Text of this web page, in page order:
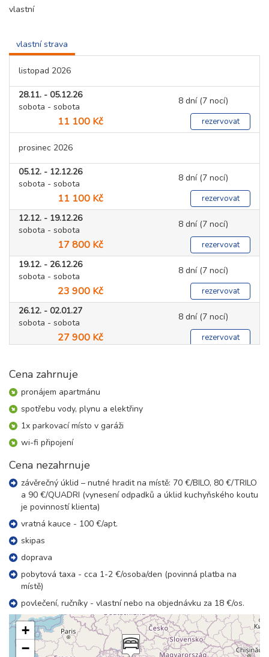
vlastní
vlastní strava
listopad 2026
28.11. - 05.12.26
sobota - sobota
8 dní (7 nocí)
11 100 Kč rezervovat
prosinec 2026
05.12. - 12.12.26
sobota - sobota
8 dní (7 nocí)
11 100 Kč rezervovat
12.12. - 19.12.26
sobota - sobota
8 dní (7 nocí)
17 800 Kč rezervovat
19.12. - 26.12.26
sobota - sobota
8 dní (7 nocí)
23 900 Kč rezervovat
26.12. - 02.01.27
sobota - sobota
8 dní (7 nocí)
27 900 Kč rezervovat
02.01. - 09.01.27
sobota - sobota
25 200 Kč
09.01. - 16.01.27
sobota - sobota
13 200 Kč
16.01. - 23.01.27
sobota - sobota
8 dní (7 nocí)
16 900 Kč
23.01. - 30.01.27
sobota - sobota
30.01. - 06.02.27
sobota - sobota
8 dní (7 nocí)
19 700 Kč rezervovat
únor 2027
06.02. - 13.02.27
Cena zahrnuje
pronájem apartmánu
spotřebu vody, plynu a elektřiny
1x parkovací místo v garáži
wi-fi připojení
Cena nezahrnuje
závěrečný úklid – nutné hradit na místě: 70 €/BILO, 80 €/TRILO
a 90 €/QUADRI (vynesení odpadků a úklid kuchyňského koutu
je povinností klienta)
vratná kauce - 100 €/apt.
skipas
doprava
pobytová taxa - cca 1-2 €/osoba/den (povinná platba na
místě)
povlečení, ručníky - vlastní nebo na objednávku za 18 €/os.
+
−